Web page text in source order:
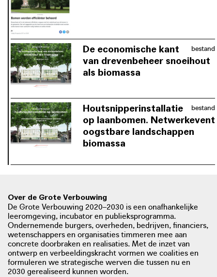
van de laanbomen wordt omgegaan.
Zo kan uiteindelijk het gemeentehuis
van lokaal biogas worden voorzien.
foto: Jan Brys. Gazet van Antwerpen, 2017
gva.be
bestand
De economische kant
van drevenbeheer snoeihout
als biomassa
de economische en praktische kant
van het verwarmen met biogas.
download / view PDF:
De economische kant van
biomassa
bestand
Houtsnipperinstallatie
op laanbomen. Netwerkevent
oogstbare landschappen
biomassa
hoe men via een installatie met
biogas.
download / view PDF:
Houtsnipperinstallatie op laanbomen.
Netwerkevent oogstbare
landschappen biomassa
Over de Grote Verbouwing
De Grote Verbouwing 2020–2030 is een onafhankelijke
leeromgeving, incubator en publieksprogramma.
Ondernemende burgers, overheden, bedrijven, financiers,
wetenschappers en organisaties timmeren mee aan
concrete doorbraken en realisaties. Met de inzet van
ontwerp en verbeeldingskracht vormen we coalities en
formuleren we strategische werven die tussen nu en
2030 gerealiseerd kunnen worden.